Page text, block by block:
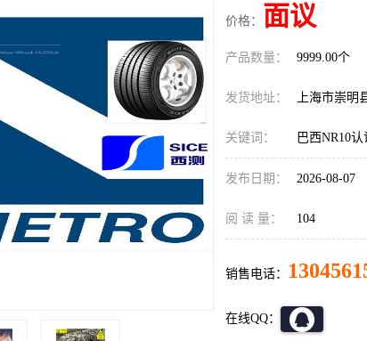
价格： 面议
产品数量： 9999.00个
发货地址： 上海市崇
关键词： 巴西NR10
发布日期： 2026-08-07
阅 读 量： 104
销售电话：
在线QQ：